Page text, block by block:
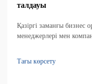
талдауы
Қазіргі заманғы бизнес
менеджерлері мен
сақтауға тырысады...
Тағы көрсету